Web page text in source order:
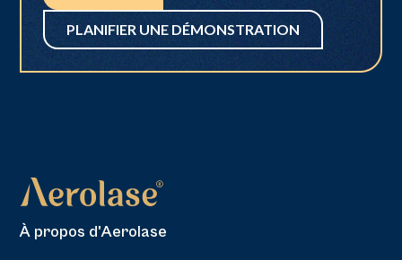
PLANIFIER UNE DÉMONSTRATION
À propos d'Aerolase